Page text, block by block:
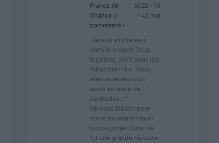
France Air
Chance a
commenté :
2022 - 10
h 42 min
“Je suis a l’interieur
dans le project Trust
together, alors vous me
faites bien rire. Vous
etes un lecteur non
avise abreuve de
certitudes…” :
On vous félicite pour
votre excellent travail
sur ce projet Joon, ce
fut une grande réussite